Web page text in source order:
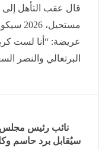
عريضة: “أنا لست
البرتغالي والنصر
نائب رئيس مجلس
سيُقابل برد حاسم